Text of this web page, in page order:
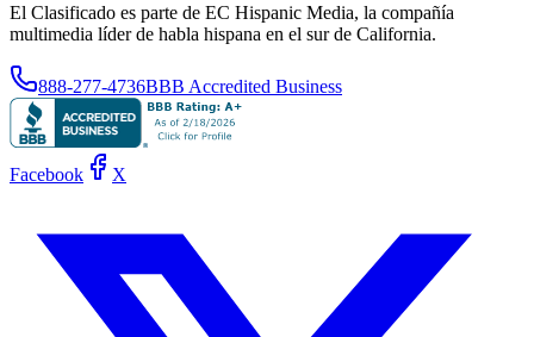
El Clasificado es parte de EC Hispanic Media, la compañía
multimedia líder de habla hispana en el sur de California.
888-277-4736BBB Accredited Business
Facebook X